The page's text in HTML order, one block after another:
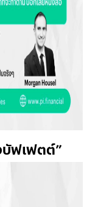
บัฟเฟตต์”